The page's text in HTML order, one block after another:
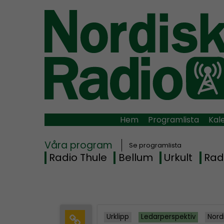
Hem Programlista
Våra program Se programlista
Radio Thule Bellum Urkult
Urklipp Ledarperspektiv